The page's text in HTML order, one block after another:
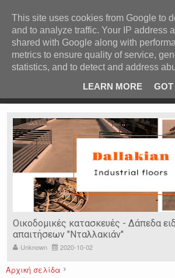
Κατερίνα Περιστέρη: «Οι
Οικοδομικές κατασκευές - Δάπεδα
απαιτήσεων "Νταλλακιάν"
Unknown 2020-10-02
Αρχική σελίδα
ΚΕΝΤΡΙΚΗ ΑΝΑ ΚΑΤΗΓΟΡΙΑ
ΕΙΔΗΣΕΙΣ ΑΝΑ ΠΕΡΙΟΧΗ
ΠΡΟΣΦΑΤΑ ΝΕΑ
Ν. ΣΕΡΡΩΝ Η ΓΗ ΜΑΣ
ΤΥΧΑΙΕΣ ΑΝΑΡΤΗΣΕΙΣ/ΑΡΘΡΑ
Serres Racing Circuit
Panserraikos FC
Ikaroi B.C.
This site uses cookies from Google to
and to analyze traffic. Your IP address
shared with Google along with
metrics to ensure quality of service,
statistics, and to detect and address
LEARN MORE
GOT